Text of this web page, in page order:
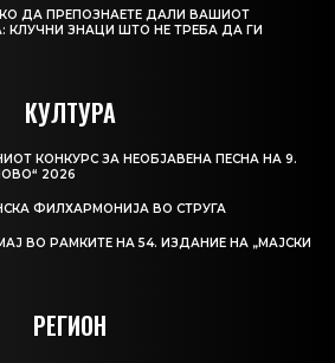
ДА ПРЕПОЗНАЕТЕ ДАЛИ ВАШИОТ
КЛУЧНИ ЗНАЦИ ШТО НЕ ТРЕБА ДА ГИ
КУЛТУРА
КОНКУРС ЗА НЕОБЈАВЕНА ПЕСНА НА 9.
2026
ФИЛХАРМОНИЈА ВО СТРУГА
ВО РАМКИТЕ НА 54. ИЗДАНИЕ НА „МАЈСКИ
РЕГИОН